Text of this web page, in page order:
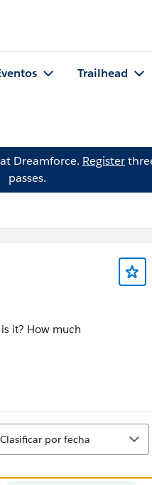
Trailhead
Dreamforce. Register
passes.
it? How much
Clasificar por fecha